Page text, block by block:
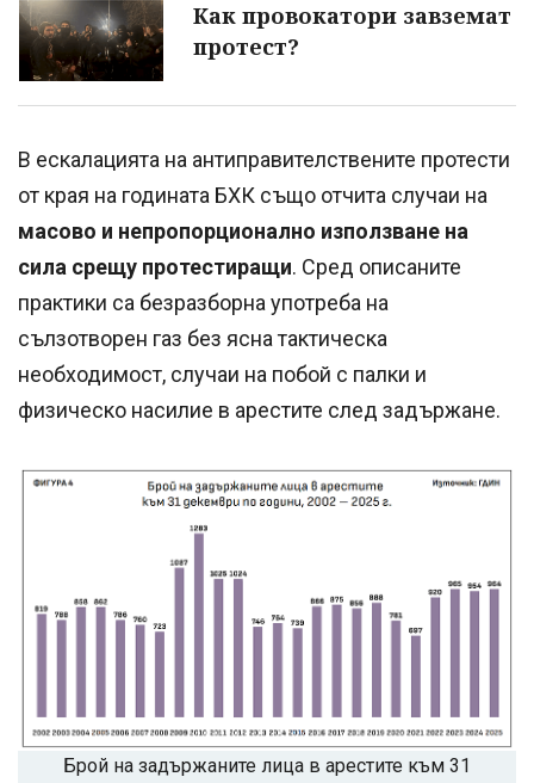
Как провокатори завземат
протест?
В ескалацията на антиправителствените протести
от края на годината БХК също отчита случаи на
масово и непропорционално използване на
сила срещу протестиращи. Сред описаните
практики са безразборна употреба на
сълзотворен газ без ясна тактическа
необходимост, случаи на побой с палки и
физическо насилие в арестите след задържане.
Брой на задържаните лица в арестите към 31